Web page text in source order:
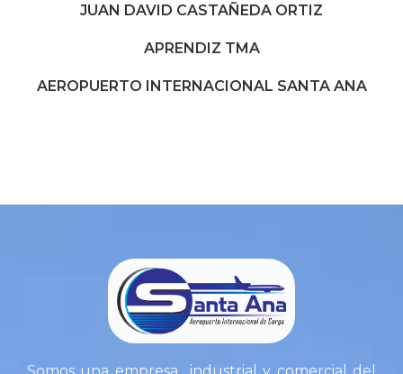
JUAN DAVID CASTAÑEDA ORTIZ
APRENDIZ TMA
AEROPUERTO INTERNACIONAL SANTA ANA